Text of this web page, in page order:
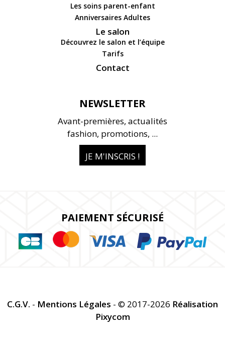
Les soins parent-enfant
Anniversaires Adultes
Le salon
Découvrez le salon et l’équipe
Tarifs
Contact
NEWSLETTER
Avant-premières, actualités
fashion, promotions, ...
JE M'INSCRIS !
PAIEMENT SÉCURISÉ
C.G.V. - Mentions Légales - © 2017-2026 Réalisation
Pixycom